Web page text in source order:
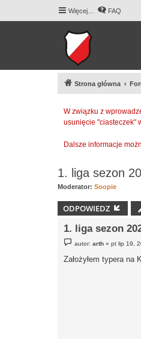
Więcej… FAQ
Strona główna
W związku z
usunięcie "ciasteczek"
Dalsze informacje
1. liga sezon
Moderator: Soopie
ODPOWIEDZ
1. liga sezon
o
s
t
autor:arth »pt lip 19,
Założyłem typera na